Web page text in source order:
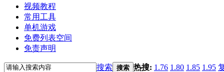
视频教程
常用工具
单机游戏
免费列表空间
免责声明
搜索 搜索 热搜: 1.76 1.80 1.85 1.95